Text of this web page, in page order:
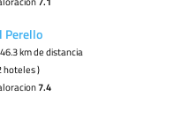
Perello
km de distancia
hoteles )
7.4